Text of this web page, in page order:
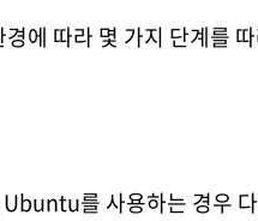
에 따라 몇 가지 단계를
를 사용하는 경우